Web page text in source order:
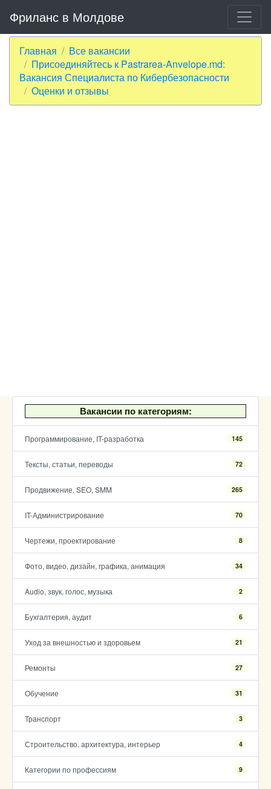
Фриланс в Молдове
Главная
Все вакансии
Присоединяйтесь к Pastrarea-Anvelope.md:
Вакансия Специалиста по Кибербезопасности
Оценки и отзывы
Вакансии по категориям:
Программирование, IT-разработка 145
Тексты, статьи, переводы 72
Продвижение, SEO, SMM 265
IT-Администрирование 70
Чертежи, проектирование 8
Фото, видео, дизайн, графика, анимация 34
Audio, звук, голос, музыка 2
Бухгалтерия, аудит 6
Уход за внешностью и здоровьем 21
Ремонты 27
Обучение 31
Транспорт 3
Строительство, архитектура, интерьер 4
Категории по профессиям 9